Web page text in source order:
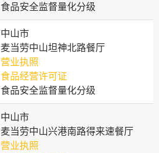
食品安全监督量化分级
中山市
麦当劳中山坦神北路餐厅
营业执照
食品经营许可证
食品安全监督量化分级
中山市
麦当劳中山兴港南路得来速餐厅
营业执照